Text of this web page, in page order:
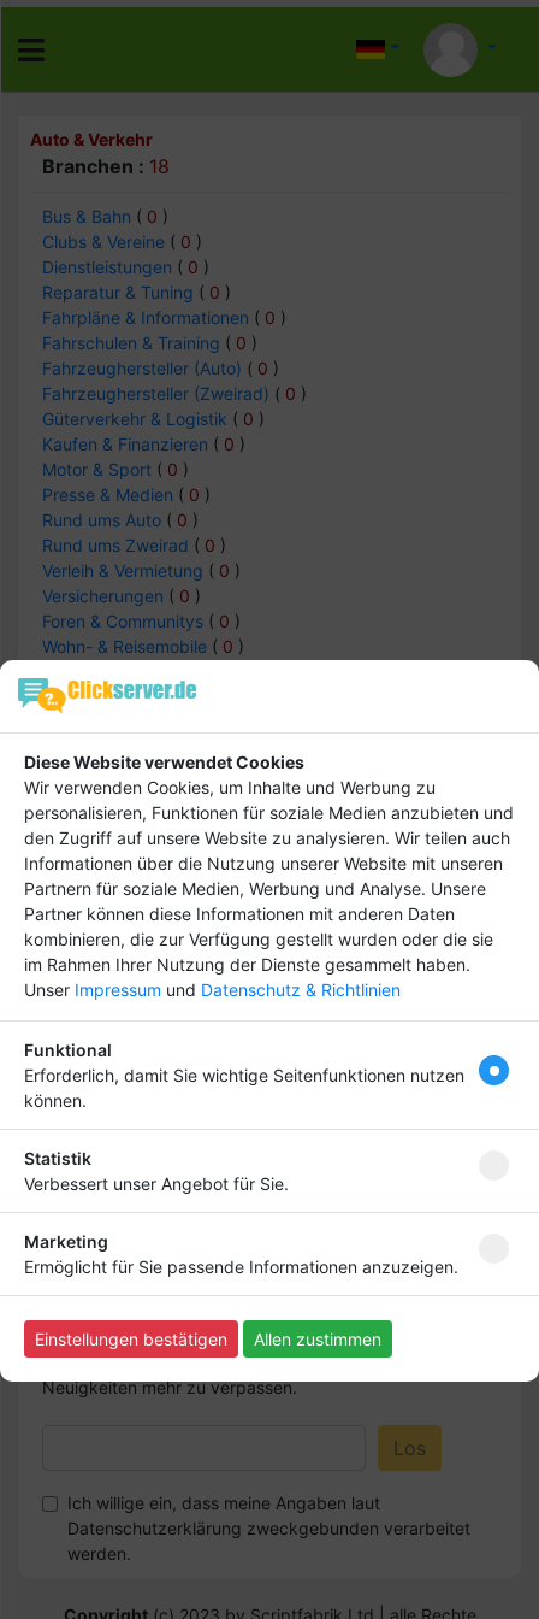
Auto & Verkehr
Branchen : 18
Bus & Bahn ( 0 )
Clubs & Vereine ( 0 )
Dienstleistungen ( 0 )
Reparatur & Tuning ( 0 )
Fahrpläne & Informationen ( 0 )
Fahrschulen & Training ( 0 )
Fahrzeughersteller (Auto) ( 0 )
Fahrzeughersteller (Zweirad) ( 0 )
Güterverkehr & Logistik ( 0 )
Kaufen & Finanzieren ( 0 )
Motor & Sport ( 0 )
Presse & Medien ( 0 )
Rund ums Auto ( 0 )
Rund ums Zweirad ( 0 )
Verleih & Vermietung ( 0 )
Versicherungen ( 0 )
Foren & Communitys ( 0 )
Wohn- & Reisemobile ( 0 )
Auto & Verkehr -> Foren & Communitys
Einträge :0
keine Daten
Tipp
Hebe dich ab von
deinen Firmeneintrag
ganz nach vorn! Dein
Premium-Eintrag schon
Bringen Sie Ihr Business nach vorn!
Melden Sie sich für unseren Newsletter an, um kein
Neuigkeiten mehr zu verpassen.
Ich willige ein, dass meine Angaben laut
Datenschutzerklärung zweckgebunden verarbeitet
werden.
Copyright(c) 2023 by Scriptfabrik Ltd | alle Rechte
Diese Website verwendet Cookies
Wir verwenden Cookies, um Inhalte und Werbung zu
personalisieren, Funktionen für soziale Medien anzubieten und
den Zugriff auf unsere Website zu analysieren. Wir teilen auch
Informationen über die Nutzung unserer Website mit unseren
Partnern für soziale Medien, Werbung und Analyse. Unsere
Partner können diese Informationen mit anderen Daten
kombinieren, die zur Verfügung gestellt wurden oder die sie
im Rahmen Ihrer Nutzung der Dienste gesammelt haben.
Unser Impressum und Datenschutz & Richtlinien
Funktional
Erforderlich, damit Sie wichtige Seitenfunktionen nutzen
können.
Statistik
Verbessert unser Angebot für Sie.
Marketing
Ermöglicht für Sie passende Informationen anzuzeigen.
Einstellungen bestätigen Allen zustimmen